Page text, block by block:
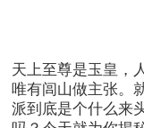
天上至尊是玉皇，
唯有闾山做主张。
派到底是个什么来